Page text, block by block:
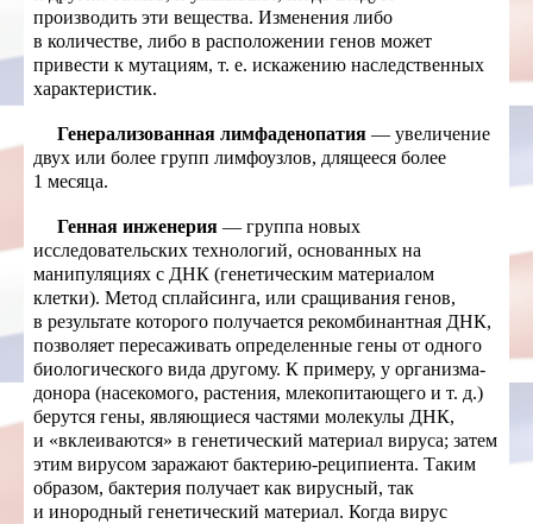
производить эти вещества. Изменения либо
в количестве, либо в расположении генов может
привести к мутациям, т. е. искажению наследственных
характеристик.
Генерализованная лимфаденопатия — увеличение
двух или более групп лимфоузлов, длящееся более
1 месяца.
Генная инженерия — группа новых
исследовательских технологий, основанных на
манипуляциях с ДНК (генетическим материалом
клетки). Метод сплайсинга, или сращивания генов,
в результате которого получается рекомбинантная ДНК,
позволяет пересаживать определенные гены от одного
биологического вида другому. К примеру, у организма-
донора (насекомого, растения, млекопитающего и т. д.)
берутся гены, являющиеся частями молекулы ДНК,
и «вклеиваются» в генетический материал вируса; затем
этим вирусом заражают бактерию-реципиента. Таким
образом, бактерия получает как вирусный, так
и инородный генетический материал. Когда вирус